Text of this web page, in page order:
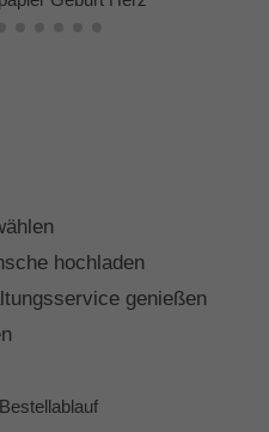
hochladen
genießen
Bestellablauf